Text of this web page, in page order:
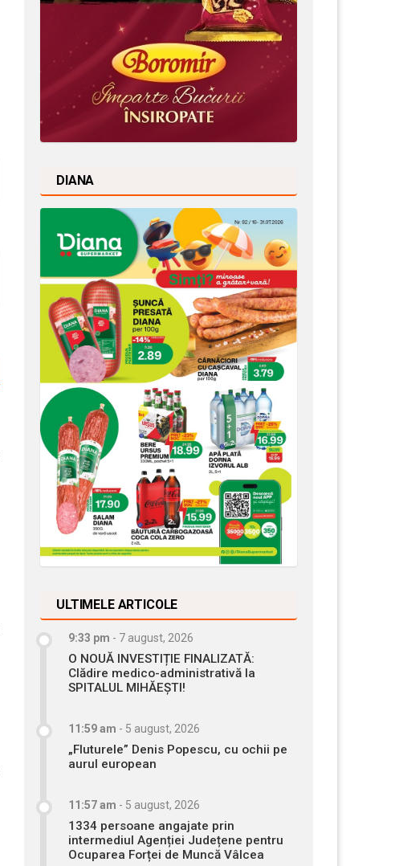
DIANA
ULTIMELE ARTICOLE
9:33 pm - 7 august, 2026
O NOUĂ INVESTIȚIE FINALIZATĂ:
Clădire medico-administrativă la
SPITALUL MIHĂEȘTI!
11:59 am - 5 august, 2026
„Fluturele” Denis Popescu, cu ochii pe
aurul european
11:57 am - 5 august, 2026
1334 persoane angajate prin
intermediul Agenției Județene pentru
Ocuparea Forței de Muncă Vâlcea